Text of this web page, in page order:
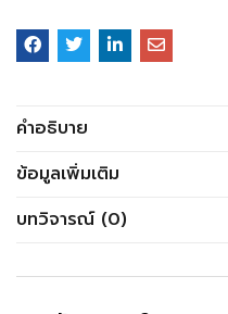
คำอธิบาย
ข้อมูลเพิ่มเติม
บทวิจารณ์ (0)